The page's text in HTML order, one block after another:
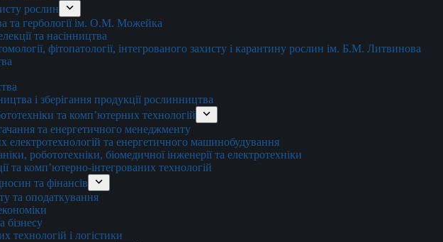
рослин
та гербології ім. О.М. Можейка
та насінництва
фітопатології, інтегрованого захисту і карантину рослин ім. Б.М. Литвинова
і зберігання продукції рослинництва
та комп’ютерних технологій
та енергетичного менеджменту
електротехнологій та енергетичного машинобудування
робототехніки, біомедичної інженерії та електротехніки
та комп’ютерно-інтегрованих технологій
та фінансів
та оподаткування
бізнесу
технологій і логістики